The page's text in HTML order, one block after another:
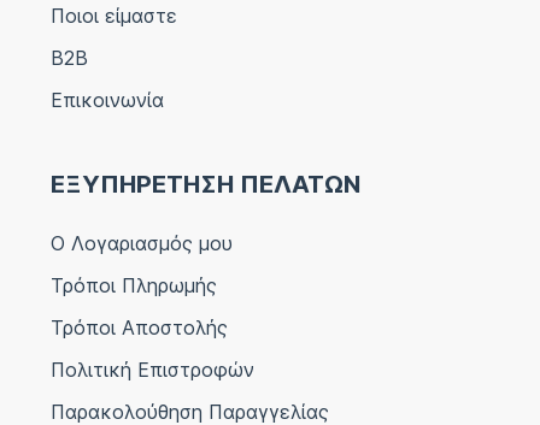
Ποιοι είμαστε
B2B
Επικοινωνία
ΕΞΥΠΗΡΕΤΗΣΗ ΠΕΛΑΤΩΝ
Ο Λογαριασμός μου
Τρόποι Πληρωμής
Τρόποι Αποστολής
Πολιτική Επιστροφών
Παρακολούθηση Παραγγελίας